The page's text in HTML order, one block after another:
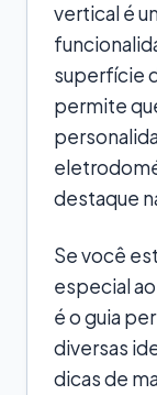
vertical é
superfície
permite
destaque
Se você
especial
é o guia
diversas
dicas de